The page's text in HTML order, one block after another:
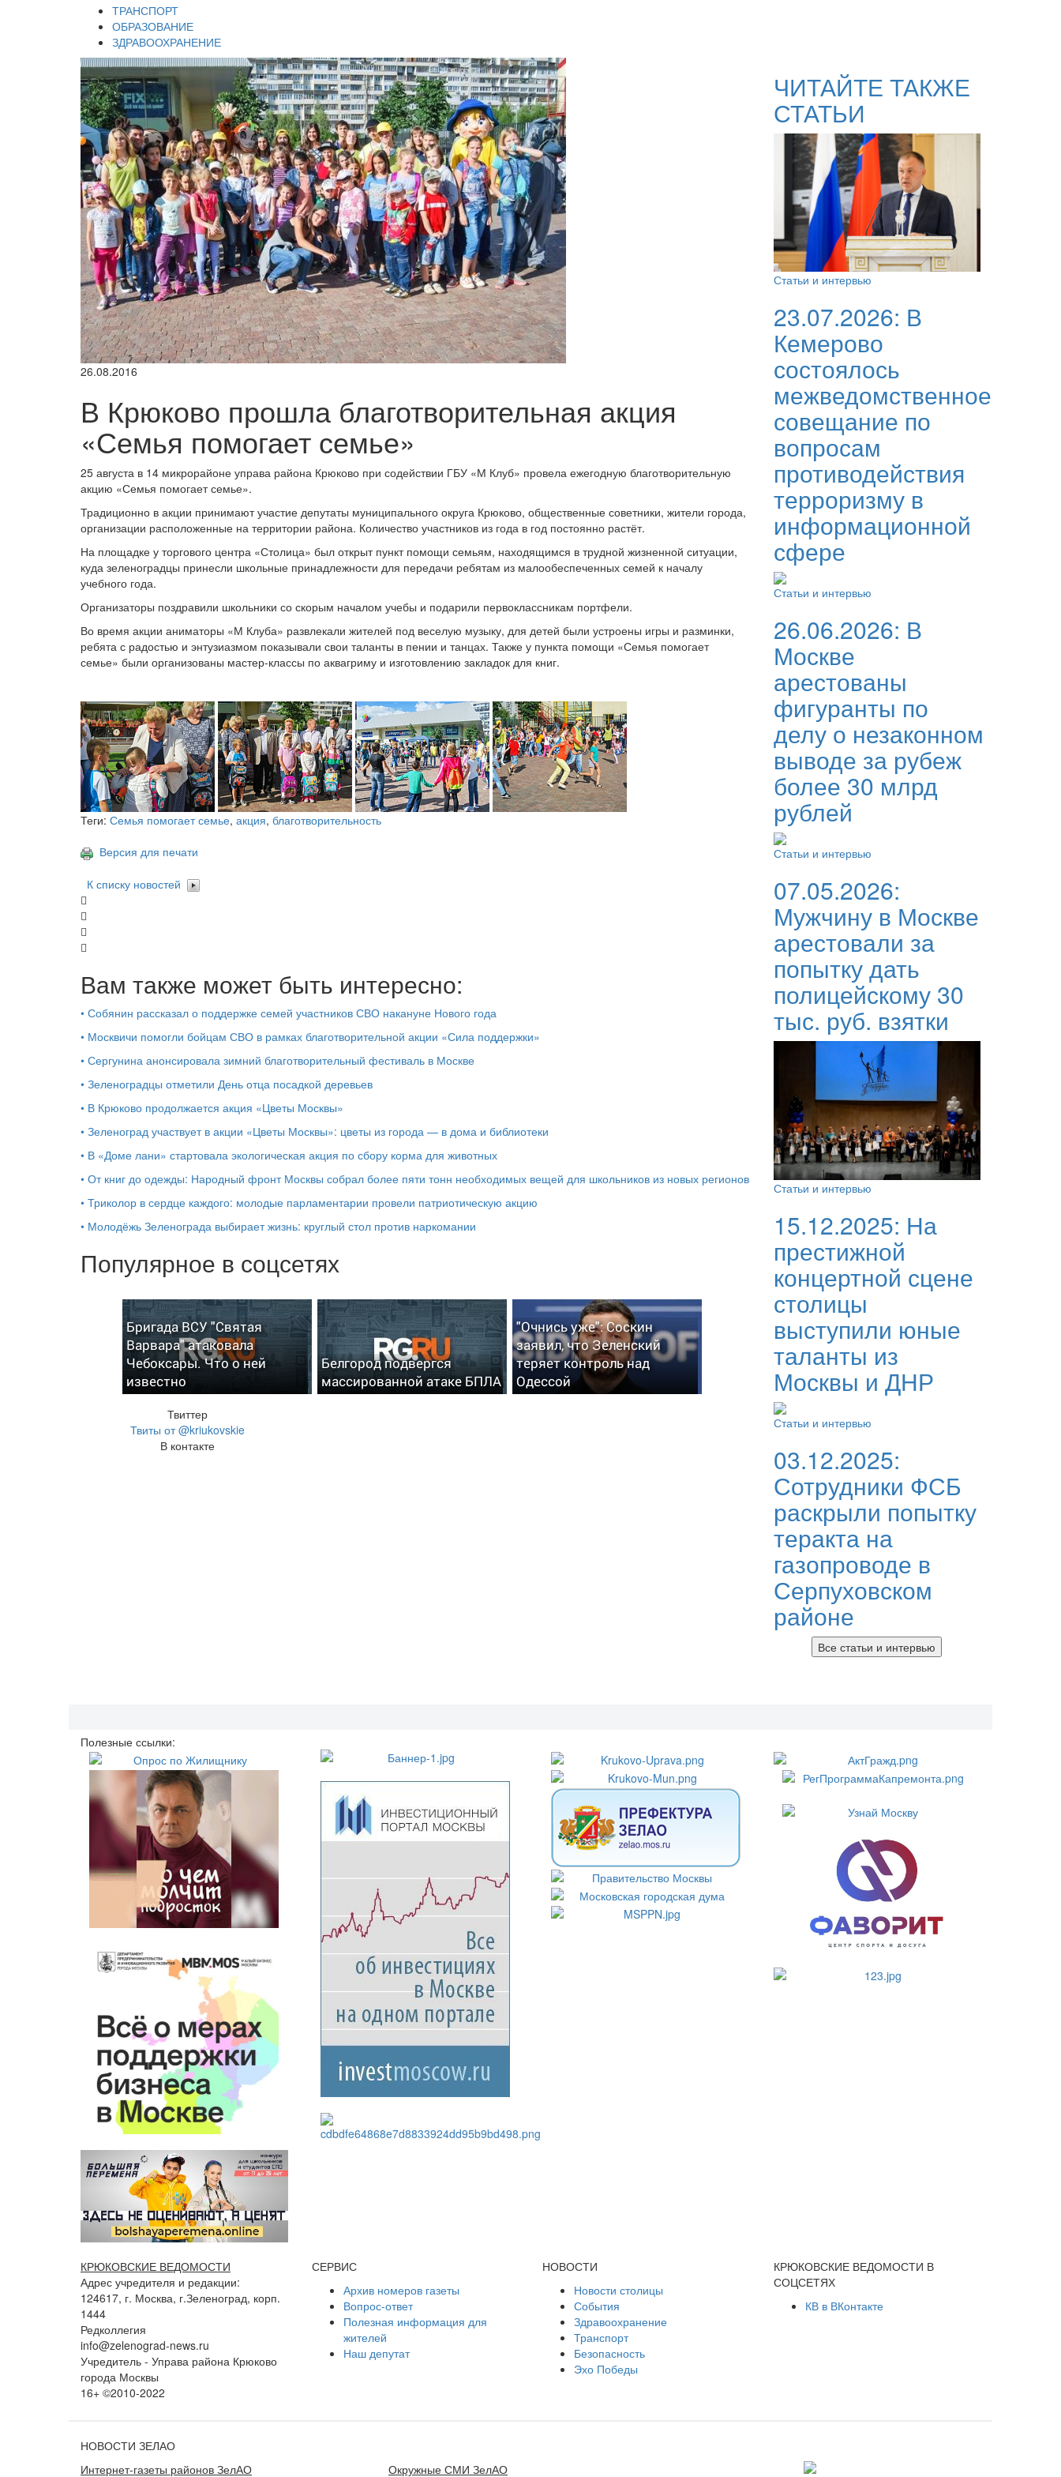
ТРАНСПОРТ
ОБРАЗОВАНИЕ
ЗДРАВООХРАНЕНИЕ
26.08.2016
В Крюково прошла благотворительная акция
«Семья помогает семье»
25 августа в 14 микрорайоне управа района Крюково при содействии ГБУ «М Клуб» провела ежегодную благотворительную
акцию «Семья помогает семье».
Традиционно в акции принимают участие депутаты муниципального округа Крюково, общественные советники, жители города,
организации расположенные на территории района. Количество участников из года в год постоянно растёт.
На площадке у торгового центра «Столица» был открыт пункт помощи семьям, находящимся в трудной жизненной ситуации,
куда зеленоградцы принесли школьные принадлежности для передачи ребятам из малообеспеченных семей к началу
учебного года.
Организаторы поздравили школьники со скорым началом учебы и подарили первоклассникам портфели.
Во время акции аниматоры «М Клуба» развлекали жителей под веселую музыку, для детей были устроены игры и разминки,
ребята с радостью и энтузиазмом показывали свои таланты в пении и танцах. Также у пункта помощи «Семья помогает
семье» были организованы мастер-классы по аквагриму и изготовлению закладок для книг.
Теги: Семья помогает семье, акция, благотворительность
Версия для печати
К списку новостей
Вам также может быть интересно:
• Собянин рассказал о поддержке семей участников СВО накануне Нового года
• Москвичи помогли бойцам СВО в рамках благотворительной акции «Сила поддержки»
• Сергунина анонсировала зимний благотворительный фестиваль в Москве
• Зеленоградцы отметили День отца посадкой деревьев
• В Крюково продолжается акция «Цветы Москвы»
• Зеленоград участвует в акции «Цветы Москвы»: цветы из города — в дома и библиотеки
• В «Доме лани» стартовала экологическая акция по сбору корма для животных
• От книг до одежды: Народный фронт Москвы собрал более пяти тонн необходимых вещей для школьников из новых регионов
• Триколор в сердце каждого: молодые парламентарии провели патриотическую акцию
• Молодёжь Зеленограда выбирает жизнь: круглый стол против наркомании
Популярное в соцсетях
Бригада ВСУ "Святая
Варвара" атаковала
Чебоксары. Что о ней
известно
Белгород подвергся
массированной атаке БПЛА
"Очнись уже": Соскин
заявил, что Зеленский
теряет контроль над
Одессой
Твиттер
Твиты от @kriukovskie
В контакте
ЧИТАЙТЕ ТАКЖЕ
СТАТЬИ
Статьи и интервью
23.07.2026: В
Кемерово
состоялось
межведомственное
совещание по
вопросам
противодействия
терроризму в
информационной
сфере
Статьи и интервью
26.06.2026: В
Москве
арестованы
фигуранты по
делу о незаконном
выводе за рубеж
более 30 млрд
рублей
Статьи и интервью
07.05.2026:
Мужчину в Москве
арестовали за
попытку дать
полицейскому 30
тыс. руб. взятки
Статьи и интервью
15.12.2025: На
престижной
концертной сцене
столицы
выступили юные
таланты из
Москвы и ДНР
Статьи и интервью
03.12.2025:
Сотрудники ФСБ
раскрыли попытку
теракта на
газопроводе в
Серпуховском
районе
Все статьи и интервью
Полезные ссылки:
КРЮКОВСКИЕ ВЕДОМОСТИ
Адрес учредителя и редакции:
124617, г. Москва, г.Зеленоград, корп.
1444
Редколлегия
info@zelenograd-news.ru
Учредитель - Управа района Крюково
города Москвы
16+ ©2010-2022
СЕРВИС
Архив номеров газеты
Вопрос-ответ
Полезная информация для
жителей
Наш депутат
НОВОСТИ
Новости столицы
События
Здравоохранение
Транспорт
Безопасность
Эхо Победы
КРЮКОВСКИЕ ВЕДОМОСТИ В
СОЦСЕТЯХ
КВ в ВКонтакте
НОВОСТИ ЗЕЛАО
Интернет-газеты районов ЗелАО
Окружные СМИ ЗелАО